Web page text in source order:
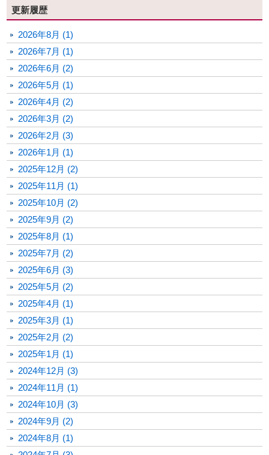
更新履歴
2026年8月 (1)
2026年7月 (1)
2026年6月 (2)
2026年5月 (1)
2026年4月 (2)
2026年3月 (2)
2026年2月 (3)
2026年1月 (1)
2025年12月 (2)
2025年11月 (1)
2025年10月 (2)
2025年9月 (2)
2025年8月 (1)
2025年7月 (2)
2025年6月 (3)
2025年5月 (2)
2025年4月 (1)
2025年3月 (1)
2025年2月 (2)
2025年1月 (1)
2024年12月 (3)
2024年11月 (1)
2024年10月 (3)
2024年9月 (2)
2024年8月 (1)